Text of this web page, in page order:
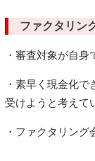
ファクタリン
・審査対象が自身
・素早く現金化
受けようと考えて
・ファクタリン